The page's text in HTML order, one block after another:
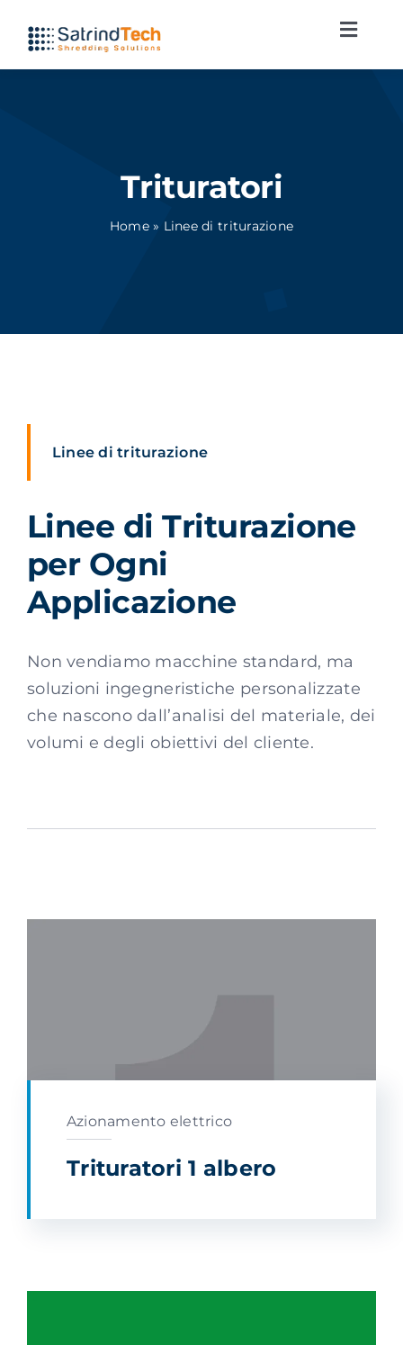
contenuto
Trituratori
Home» Linee di triturazione
Linee di triturazione
Linee di Triturazione
per Ogni
Applicazione
Non vendiamo macchine standard, ma
soluzioni ingegneristiche personalizzate
che nascono dall’analisi del materiale, dei
volumi e degli obiettivi del cliente.
Azionamento elettrico
Trituratori 1 albero